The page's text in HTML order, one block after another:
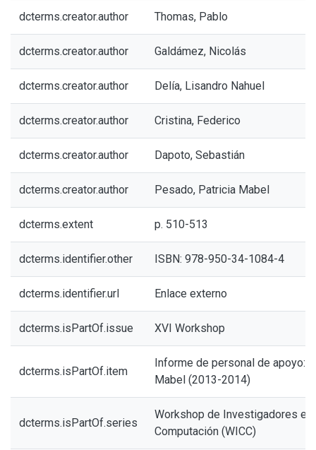
dcterms.creator.author Thomas, Pablo
dcterms.creator.author Galdámez, Nicolás
dcterms.creator.author Delía, Lisandro Nahuel
dcterms.creator.author Cristina, Federico
dcterms.creator.author Dapoto, Sebastián
dcterms.creator.author Pesado, Patricia Mabel
dcterms.extent p. 510-513
dcterms.identifier.other ISBN: 978-950-34-1084-4
dcterms.identifier.url Enlace externo
dcterms.isPartOf.issue XVI Workshop
dcterms.isPartOf.item
Informe de personal de apoyo:
Mabel (2013-2014)
dcterms.isPartOf.series
Workshop de Investigadores en
Computación (WICC)